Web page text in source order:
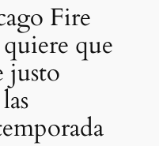
Fire
que
justo